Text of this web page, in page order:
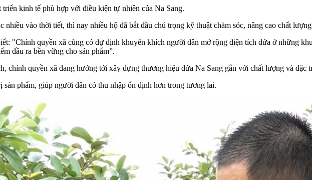
kinh tế phù hợp với điều kiện tự nhiên của Na Sang.
vào thời tiết, thì nay nhiều hộ đã bắt đầu chú trọng kỹ thuật chăm sóc, nâng cao chất
"Chính quyền xã cũng có dự định khuyến khích người dân mở rộng diện tích dứa ở những
đầu ra bền vững cho sản phẩm”.
chính quyền xã đang hướng tới xây dựng thương hiệu dứa Na Sang gắn với chất lượng và đặc
phẩm, giúp người dân có thu nhập ổn định hơn trong tương lai.